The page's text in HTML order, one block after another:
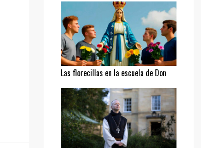
Las florecillas en la escuela de Don